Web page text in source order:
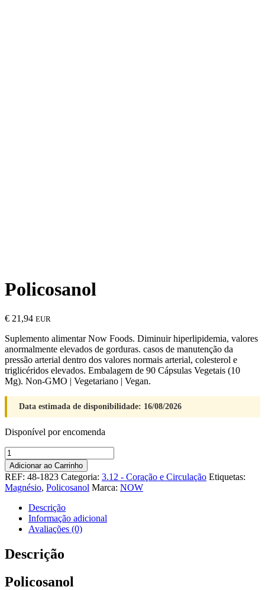
Policosanol
€ 21,94 EUR
Suplemento alimentar Now Foods. Diminuir hiperlipidemia, valores
anormalmente elevados de gorduras. casos de manutenção da
pressão arterial dentro dos valores normais arterial, colesterol e
triglicéridos elevados. Embalagem de 90 Cápsulas Vegetais (10
Mg). Non-GMO | Vegetariano | Vegan.
Data estimada de disponibilidade: 16/08/2026
Disponível por encomenda
Quantidade
de
Policosanol
Adicionar ao Carrinho
REF: 48-1823 Categoria: 3.12 - Coração e Circulação Etiquetas:
Magnésio, Policosanol Marca: NOW
Descrição
Informação adicional
Avaliações (0)
Descrição
Policosanol